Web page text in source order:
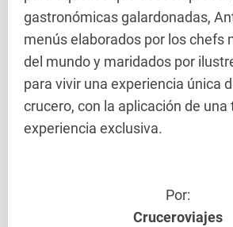
gastronómicas galardonadas,
menús elaborados por los chefs
del mundo y maridados por
para vivir una experiencia única
crucero, con la aplicación de una
experiencia exclusiva.
Por:
Cruceroviajes